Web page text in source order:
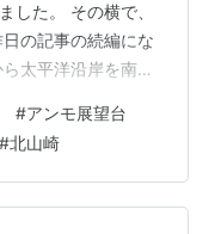
した。 その横で、
の記事の続編にな
太平洋沿岸を南下
した際訪れた「普
２３年前）宿のす
」です。 この場所
小学生だった娘も
#アンモ展望台
#北山崎